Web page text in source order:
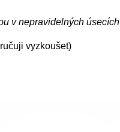
v nepravidelných úsecích
vyzkoušet)